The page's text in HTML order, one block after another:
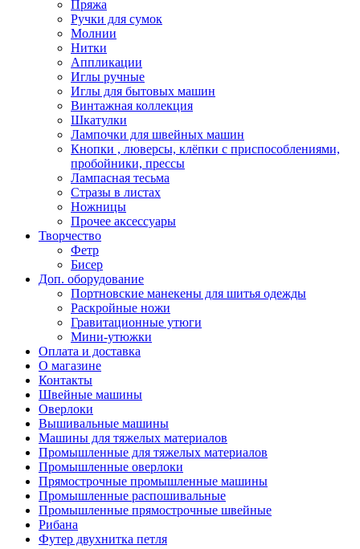
Пряжа
Ручки для сумок
Молнии
Нитки
Аппликации
Иглы ручные
Иглы для бытовых машин
Винтажная коллекция
Шкатулки
Лампочки для швейных машин
Кнопки , люверсы, клёпки с приспособлениями,
пробойники, прессы
Лампасная тесьма
Стразы в листах
Ножницы
Прочее аксессуары
Творчество
Фетр
Бисер
Доп. оборудование
Портновские манекены для шитья одежды
Раскройные ножи
Гравитационные утюги
Мини-утюжки
Оплата и доставка
О магазине
Контакты
Швейные машины
Оверлоки
Вышивальные машины
Машины для тяжелых материалов
Промышленные для тяжелых материалов
Промышленные оверлоки
Прямострочные промышленные машины
Промышленные распошивальные
Промышленные прямострочные швейные
Рибана
Футер двухнитка петля